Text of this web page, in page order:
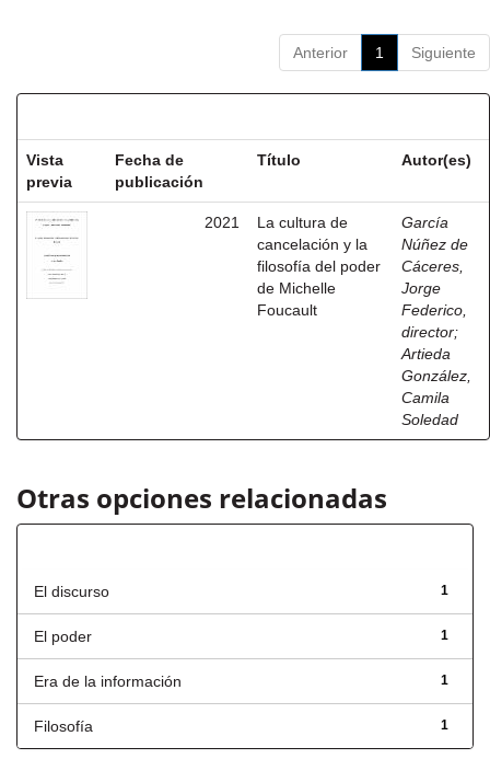
Anterior 1 Siguiente
Vista
previa
Fecha de
publicación
Título Autor(es)
2021
La cultura de
cancelación y la
filosofía del poder
de Michelle
Foucault
García
Núñez de
Cáceres,
Jorge
Federico,
director;
Artieda
González,
Camila
Soledad
Otras opciones relacionadas
1
El discurso
1
El poder
1
Era de la información
1
Filosofía